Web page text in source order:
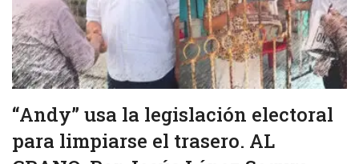
“Andy” usa la legislación electoral
para limpiarse el trasero. AL